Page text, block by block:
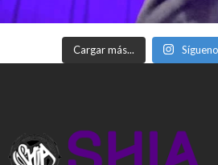
Cargar más...